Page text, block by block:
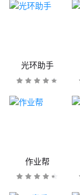
光环助手
作业帮